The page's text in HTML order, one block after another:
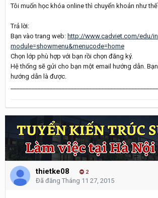
Tôi muốn học khóa online thì chuyển khoản như
Trả lời:
Bạn vào trang web: http://www.cadviet.com/edu/
module=showmenu&menucode=home
Chọn lớp phù hợp với bạn rồi chọn đăng ký.
Hệ thống sẽ gửi cho bạn một email hướng dẫn.
hướng dẫn là được.
thietke08 2
Đã đăng Tháng 11 27, 2015